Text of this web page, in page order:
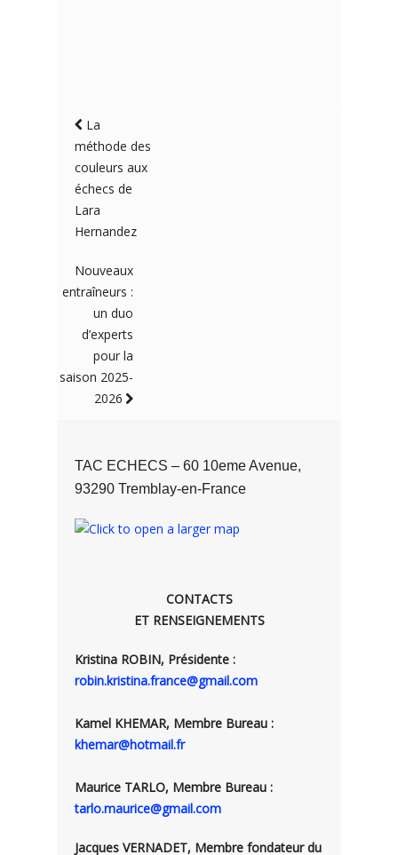
La
méthode des
couleurs aux
échecs de
Lara
Hernandez
Nouveaux
entraîneurs :
un duo
d’experts
pour la
saison 2025-
2026
TAC ECHECS – 60 10eme Avenue,
93290 Tremblay-en-France
CONTACTS
ET RENSEIGNEMENTS
Kristina ROBIN, Présidente :
robin.kristina.france@gmail.com
Kamel KHEMAR, Membre Bureau :
khemar@hotmail.fr
Maurice TARLO, Membre Bureau :
tarlo.maurice@gmail.com
Jacques VERNADET, Membre fondateur du